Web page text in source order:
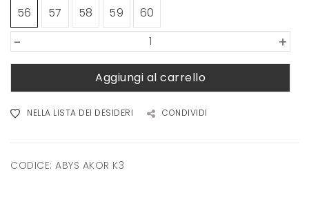
56 57 58 59 60
+
-
Aggiungi al carrello
NELLA LISTA DEI DESIDERI CONDIVIDI
CODICE: ABYS AKOR K3